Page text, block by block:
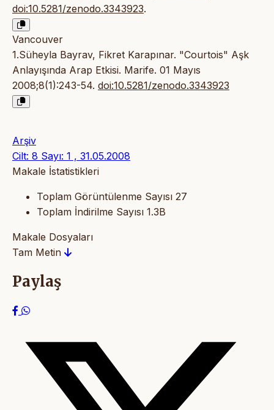
doi:10.5281/zenodo.3343923.
Vancouver
1.Süheyla Bayrav, Fikret Karapınar. "Courtois" Aşk
Anlayışında Arap Etkisi. Marife. 01 Mayıs
2008;8(1):243-54. doi:10.5281/zenodo.3343923
Arşiv
Cilt: 8 Sayı: 1 , 31.05.2008
Makale İstatistikleri
Toplam Görüntülenme Sayısı 27
Toplam İndirilme Sayısı 1.3B
Makale Dosyaları
Tam Metin
Paylaş